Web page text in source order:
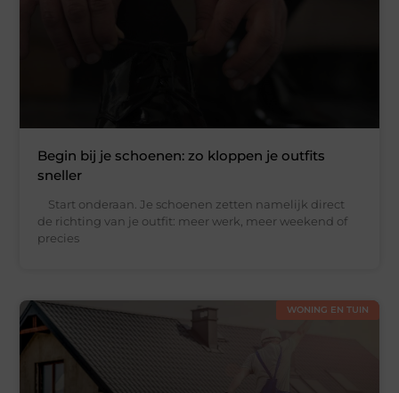
Begin bij je schoenen: zo kloppen je outfits
sneller
Start onderaan. Je schoenen zetten namelijk direct
de richting van je outfit: meer werk, meer weekend of
precies
WONING EN TUIN